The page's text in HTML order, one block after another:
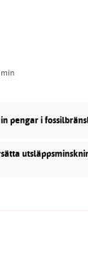
pengar i